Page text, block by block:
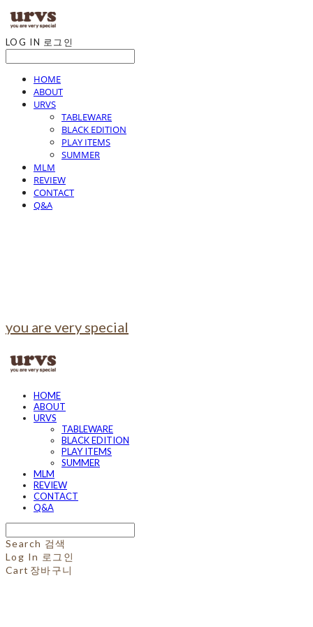
LOG IN 로그인
HOME
ABOUT
URVS
TABLEWARE
BLACK EDITION
PLAY ITEMS
SUMMER
MLM
REVIEW
CONTACT
Q&A
you are very special
HOME
ABOUT
URVS
TABLEWARE
BLACK EDITION
PLAY ITEMS
SUMMER
MLM
REVIEW
CONTACT
Q&A
Search 검색
Log In 로그인
Cart 장바구니